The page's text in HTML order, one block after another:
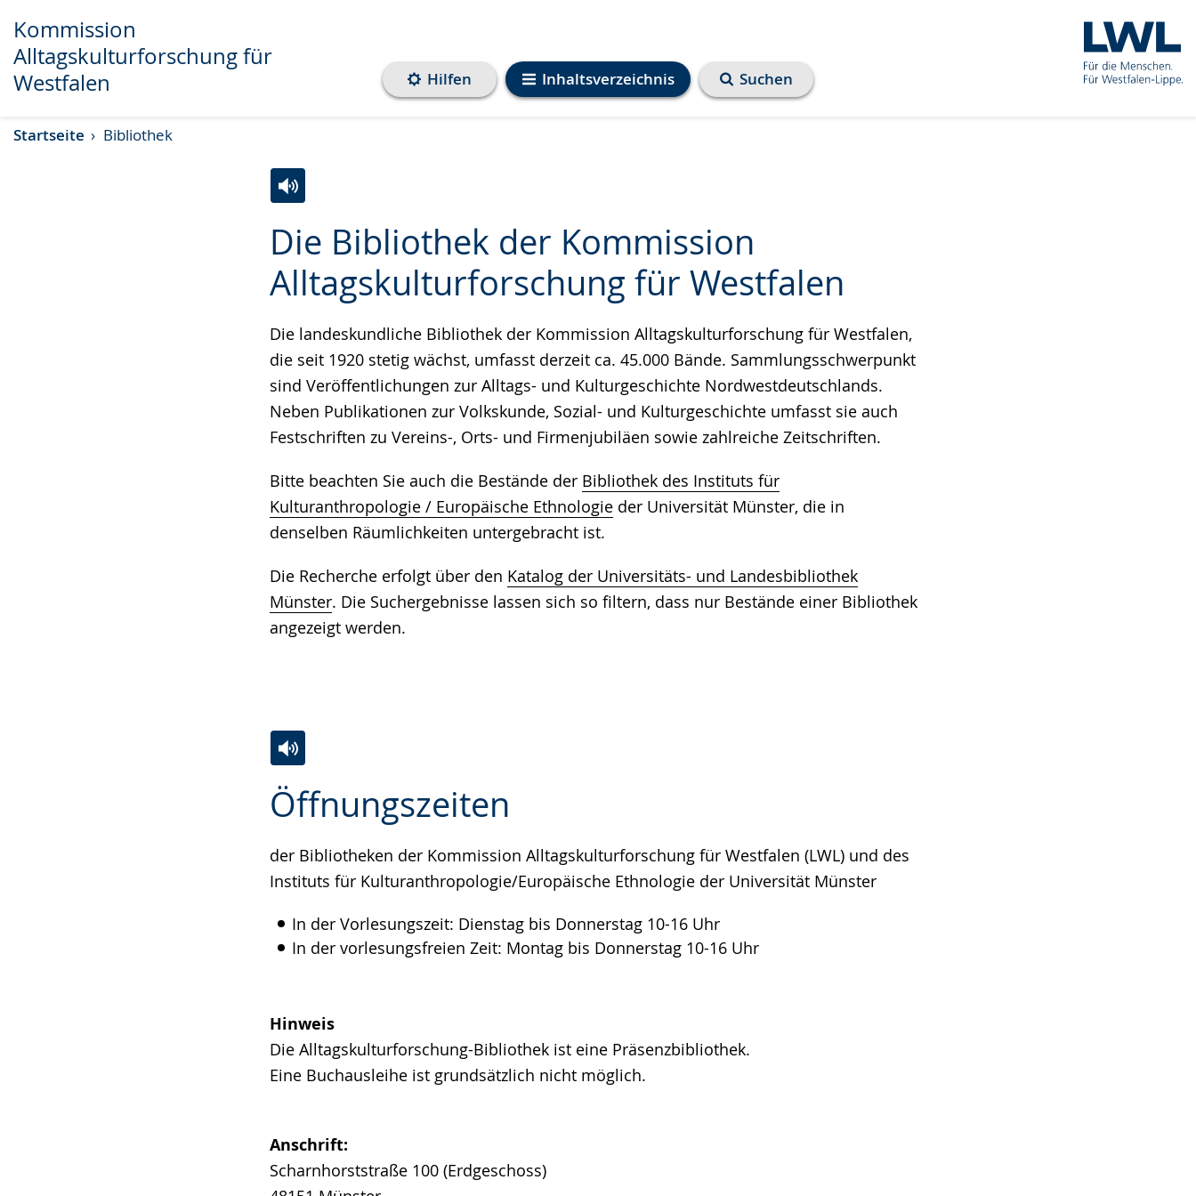
Transkript anzeigen
Abspielen
Pausieren
Kommission
Alltagskulturforschung für
Westfalen
Inhaltsverzeichnis
Hilfen Suchen
Startseite Bibliothek
Die Bibliothek der Kommission
Alltagskulturforschung für Westfalen
Die landeskundliche Bibliothek der Kommission Alltagskulturforschung für Westfalen,
die seit 1920 stetig wächst, umfasst derzeit ca. 45.000 Bände. Sammlungsschwerpunkt
sind Veröffentlichungen zur Alltags- und Kulturgeschichte Nordwestdeutschlands.
Neben Publikationen zur Volkskunde, Sozial- und Kulturgeschichte umfasst sie auch
Festschriften zu Vereins-, Orts- und Firmenjubiläen sowie zahlreiche Zeitschriften.
Bitte beachten Sie auch die Bestände der Bibliothek des Instituts für
Kulturanthropologie / Europäische Ethnologie der Universität Münster, die in
denselben Räumlichkeiten untergebracht ist.
Die Recherche erfolgt über den Katalog der Universitäts- und Landesbibliothek
Münster. Die Suchergebnisse lassen sich so filtern, dass nur Bestände einer Bibliothek
angezeigt werden.
Leichten
Sprache
wechseln.
Audio-
Unterstützung.
Video
in
Deutscher
wird
angezeigt.
Öffnungszeiten
der Bibliotheken der Kommission Alltagskulturforschung für Westfalen (LWL) und des
Instituts für Kulturanthropologie/Europäische Ethnologie der Universität Münster
In der Vorlesungszeit: Dienstag bis Donnerstag 10-16 Uhr
In der vorlesungsfreien Zeit: Montag bis Donnerstag 10-16 Uhr
Hinweis
Die Alltagskulturforschung-Bibliothek ist eine Präsenzbibliothek.
Eine Buchausleihe ist grundsätzlich nicht möglich.
Anschrift:
Scharnhorststraße 100 (Erdgeschoss)
Leichten
wechseln.
Audio-
Video
Deutscher
Gebärdensprache
angezeigt.